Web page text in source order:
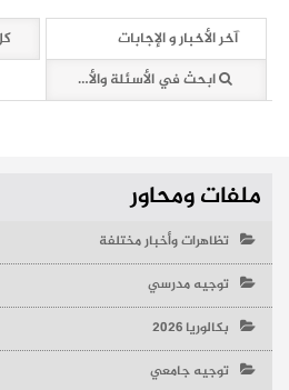
آخر الأخبار و الإجابات
ابحث في الأسئلة والأخبار (0 وثائق)
ملفات ومحاور
تظاهرات وأخبار مختلفة
توجيه مدرسي
بكالوريا 2026
توجيه جامعي